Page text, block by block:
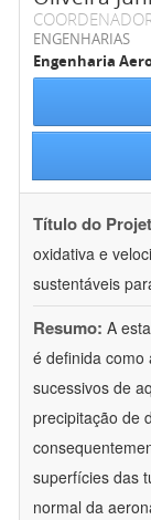
ENGENHARIAS
Engenharia
Título do
oxidativa e
sustentáveis
Resumo: A
é definida como
sucessivos de
precipitação de
superfícies das
normal da